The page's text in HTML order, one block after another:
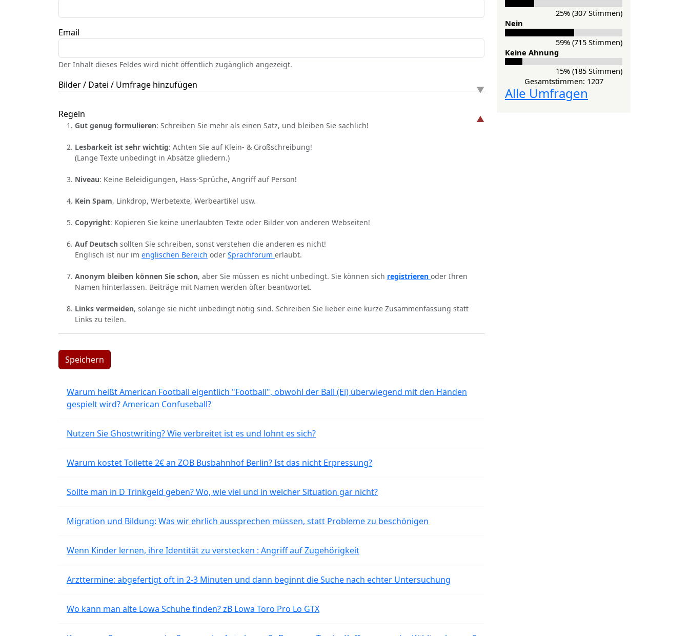
Email
Der Inhalt dieses Feldes wird nicht öffentlich zugänglich angezeigt.
Bilder / Datei / Umfrage hinzufügen
Regeln
Gut genug formulieren: Schreiben Sie mehr als einen Satz, und bleiben Sie sachlich!
Lesbarkeit ist sehr wichtig: Achten Sie auf Klein- & Großschreibung!
(Lange Texte unbedingt in Absätze gliedern.)
Niveau: Keine Beleidigungen, Hass-Sprüche, Angriff auf Person!
Kein Spam, Linkdrop, Werbetexte, Werbeartikel usw.
Copyright: Kopieren Sie keine unerlaubten Texte oder Bilder von anderen Webseiten!
Auf Deutsch sollten Sie schreiben, sonst verstehen die anderen es nicht!
Englisch ist nur im englischen Bereich oder Sprachforum erlaubt.
Anonym bleiben können Sie schon, aber Sie müssen es nicht unbedingt. Sie können sich registrieren oder Ihren
Namen hinterlassen. Beiträge mit Namen werden öfter beantwortet.
Links vermeiden, solange sie nicht unbedingt nötig sind. Schreiben Sie lieber eine kurze Zusammenfassung statt
Links zu teilen.
Speichern
Warum heißt American Football eigentlich "Football", obwohl der Ball (Ei) überwiegend mit den Händen
gespielt wird? American Confuseball?
Nutzen Sie Ghostwriting? Wie verbreitet ist es und lohnt es sich?
Warum kostet Toilette 2€ an ZOB Busbahnhof Berlin? Ist das nicht Erpressung?
Sollte man in D Trinkgeld geben? Wo, wie viel und in welcher Situation gar nicht?
Migration und Bildung: Was wir ehrlich aussprechen müssen, statt Probleme zu beschönigen
Wenn Kinder lernen, ihre Identität zu verstecken : Angriff auf Zugehörigkeit
Arzttermine: abgefertigt oft in 2-3 Minuten und dann beginnt die Suche nach echter Untersuchung
Wo kann man alte Lowa Schuhe finden? zB Lowa Toro Pro Lo GTX
25% (307 Stimmen)
Nein
59% (715 Stimmen)
Keine Ahnung
15% (185 Stimmen)
Gesamtstimmen: 1207
Alle Umfragen